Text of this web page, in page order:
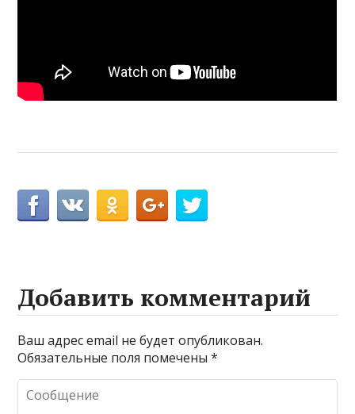
Добавить комментарий
Ваш адрес email не будет опубликован.
Обязательные поля помечены*